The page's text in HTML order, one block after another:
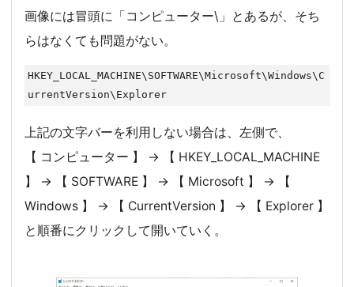
画像には冒頭に「コンピューター\」とあるが、そち
らはなくても問題がない。
HKEY_LOCAL_MACHINE\SOFTWARE\Microsoft\Windows\C
urrentVersion\Explorer
上記の文字バーを利用しない場合は、左側で、
【 コンピューター 】 → 【 HKEY_LOCAL_MACHINE
】 → 【 SOFTWARE 】 → 【 Microsoft 】 → 【
Windows 】 → 【 CurrentVersion 】 → 【 Explorer 】
と順番にクリックして開いていく。